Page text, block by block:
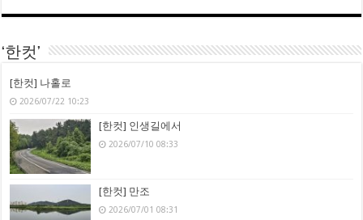
‘한컷’
[한컷] 나홀로
2026/07/22 10:23
[한컷] 인생길에서
2026/07/10 08:33
[한컷] 만조
2026/07/01 08:31